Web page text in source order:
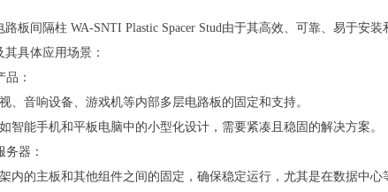
路板间隔柱 WA-SNTI Plastic Spacer Stud由于其高效、可靠、易于安
具体应用场景：
品：
、音响设备、游戏机等内部多层电路板的固定和支持。
智能手机和平板电脑中的小型化设计，需要紧凑且稳固的解决方案。
务器：
内的主板和其他组件之间的固定，确保稳定运行，尤其是在数据中心